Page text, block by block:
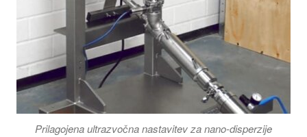
Prilagojena ultrazvočna nastavitev za nano-disperzije